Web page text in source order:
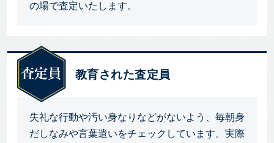
の場で査定いたします。
教育された査定員
失礼な行動や汚い身なりなどがないよう、毎朝身
だしなみや言葉遣いをチェックしています。実際